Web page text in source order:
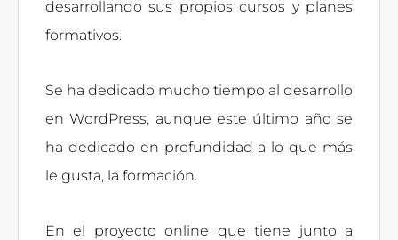
desarrollando sus propios cursos y planes
formativos.
Se ha dedicado mucho tiempo al desarrollo
en WordPress, aunque este último año se
ha dedicado en profundidad a lo que más
le gusta, la formación.
En el proyecto online que tiene junto a